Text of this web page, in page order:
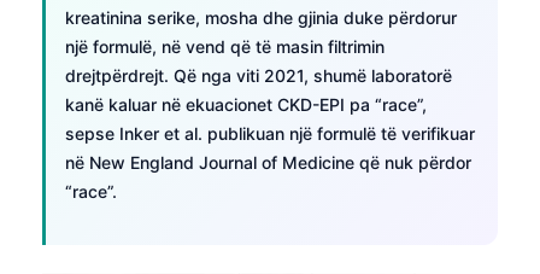
kreatinina serike, mosha dhe gjinia duke përdorur
një formulë, në vend që të masin filtrimin
drejtpërdrejt. Që nga viti 2021, shumë laboratorë
kanë kaluar në ekuacionet CKD-EPI pa “race”,
sepse Inker et al. publikuan një formulë të verifikuar
në New England Journal of Medicine që nuk përdor
“race”.